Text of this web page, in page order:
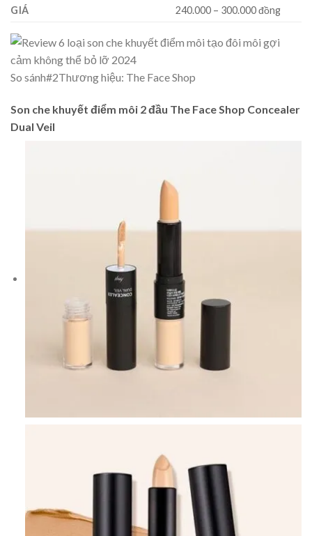
GIÁ 240.000 – 300.000 đồng
So sánh#2Thương hiệu: The Face Shop
Son che khuyết điểm môi 2 đầu The Face Shop Concealer
Dual Veil